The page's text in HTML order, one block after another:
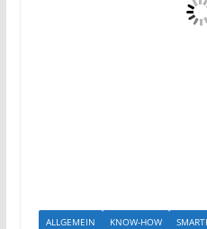
ALLGEMEIN KNOW-HOW